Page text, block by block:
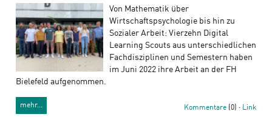
Von Mathematik über
Wirtschaftspsychologie bis hin zu
Sozialer Arbeit: Vierzehn Digital
Learning Scouts aus unterschiedlichen
Fachdisziplinen und Semestern haben
im Juni 2022 ihre Arbeit an der FH
Bielefeld aufgenommen.
mehr… Kommentare (0) · Link